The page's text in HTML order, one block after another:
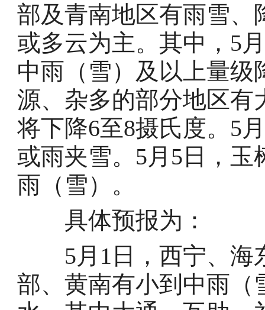
部及青南地区有雨雪、
或多云为主。其中，5
中雨（雪）及以上量
源、杂多的部分地区有
将下降6至8摄氏度。5
或雨夹雪。5月5日，
雨（雪）。
具体预报为：
5月1日，西宁、海
部、黄南有小到中雨（